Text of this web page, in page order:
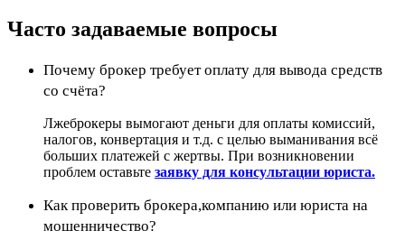
Часто задаваемые вопросы
Почему брокер требует оплату для вывода средств
со счёта?
Лжеброкеры вымогают деньги для оплаты комиссий,
налогов, конвертация и т.д. с целью выманивания всё
больших платежей с жертвы. При возникновении
проблем оставьте заявку для консультации юриста.
Как проверить брокера,компанию или юриста на
мошенничество?